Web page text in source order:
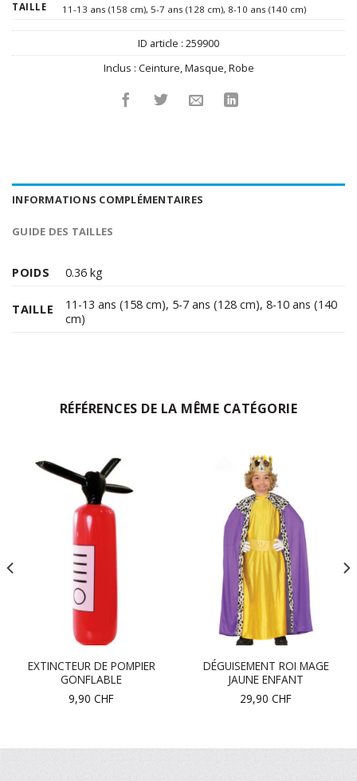
TAILLE
11-13 ans (158 cm), 5-7 ans (128 cm), 8-10 ans (140 cm)
ID article : 259900
Inclus : Ceinture,Masque,Robe
INFORMATIONS COMPLÉMENTAIRES
GUIDE DES TAILLES
POIDS 0.36 kg
TAILLE 11-13 ans (158 cm), 5-7 ans (128 cm),8-10 ans (140
cm)
RÉFÉRENCES DE LA MÊME CATÉGORIE
EXTINCTEUR DE POMPIER
GONFLABLE
9,90 CHF
DÉGUISEMENT ROI MAGE
JAUNE ENFANT
29,90 CHF